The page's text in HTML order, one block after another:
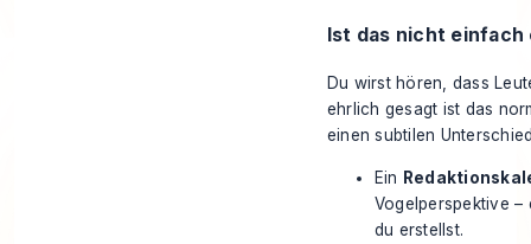
Ist das nicht einfach
Du wirst hören, dass
ehrlich gesagt ist das
einen subtilen
Ein
Vogelperspektive
du erstellst.